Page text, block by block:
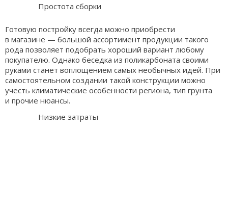
Простота сборки
Готовую постройку всегда можно приобрести
в магазине — большой ассортимент продукции такого
рода позволяет подобрать хороший вариант любому
покупателю. Однако беседка из поликарбоната своими
руками станет воплощением самых необычных идей. При
самостоятельном создании такой конструкции можно
учесть климатические особенности региона, тип грунта
и прочие нюансы.
Низкие затраты